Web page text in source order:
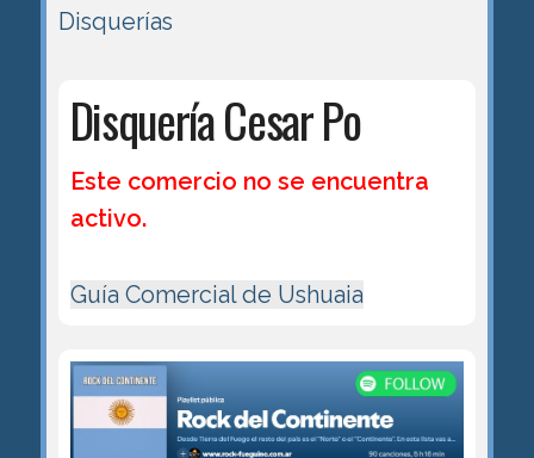
Disquerías
Disquería Cesar Po
Este comercio no se encuentra
activo.
Guía Comercial de Ushuaia